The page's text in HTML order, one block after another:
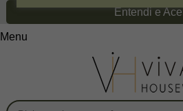
Entendi e
Menu